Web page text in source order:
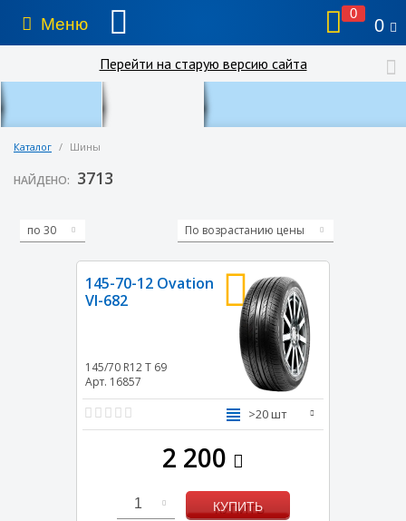
Меню
0
0
Перейти на старую версию сайта
Каталог / Шины
НАЙДЕНО: 3713
по 30 По возрастанию цены
145-70-12 Ovation
VI-682
145/70 R12T 69
Арт. 16857
>20 шт
2 200
1 КУПИТЬ